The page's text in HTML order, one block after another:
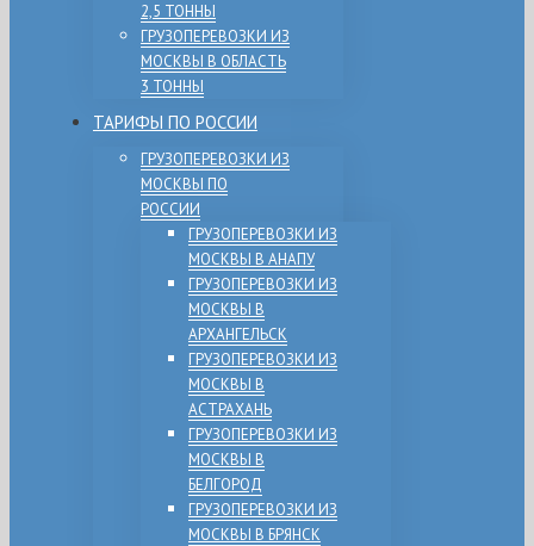
2,5 ТОННЫ
ГРУЗОПЕРЕВОЗКИ ИЗ
МОСКВЫ В ОБЛАСТЬ
3 ТОННЫ
ТАРИФЫ ПО РОССИИ
ГРУЗОПЕРЕВОЗКИ ИЗ
МОСКВЫ ПО
РОССИИ
ГРУЗОПЕРЕВОЗКИ ИЗ
МОСКВЫ В АНАПУ
ГРУЗОПЕРЕВОЗКИ ИЗ
МОСКВЫ В
АРХАНГЕЛЬСК
ГРУЗОПЕРЕВОЗКИ ИЗ
МОСКВЫ В
АСТРАХАНЬ
ГРУЗОПЕРЕВОЗКИ ИЗ
МОСКВЫ В
БЕЛГОРОД
ГРУЗОПЕРЕВОЗКИ ИЗ
МОСКВЫ В БРЯНСК